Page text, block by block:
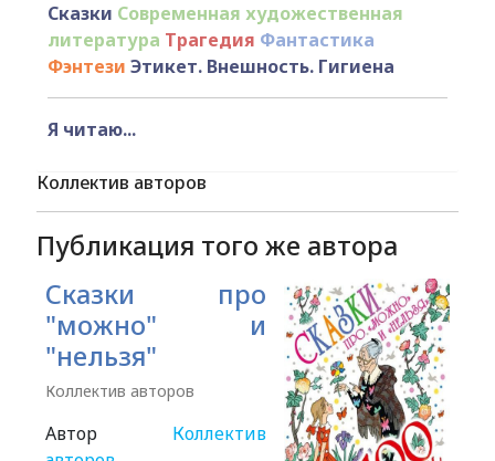
Сказки Современная художественная
литература Трагедия Фантастика
Фэнтези Этикет. Внешность. Гигиена
Я читаю...
Коллектив авторов
Публикация того же автора
Сказки про
"можно" и
"нельзя"
Коллектив авторов
Автор Коллектив